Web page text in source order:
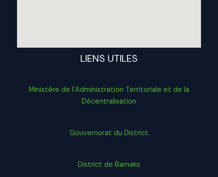
LIENS UTILES
Ministère de l’Administration Territoriale et de la
Décentralisation
Gouvernorat du District
District de Bamako